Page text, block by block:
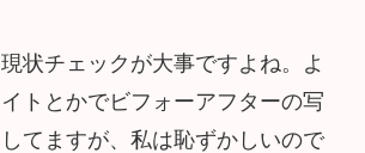
状チェックが大事ですよね。よ
トとかでビフォーアフターの写
てますが、私は恥ずかしいので